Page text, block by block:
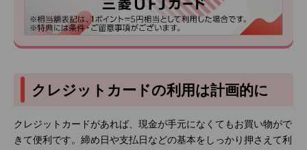
クレジットカードの利用は計画的に
クレジットカードがあれば、現金が手元になくてもお買い物がで
きて便利です。締め日や支払日などの基本をしっかり押さえて利